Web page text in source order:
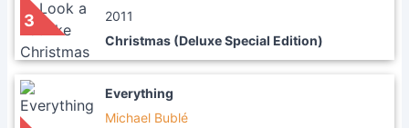
3
2011
Christmas (Deluxe Special Edition)
Everything
Michael Bublé